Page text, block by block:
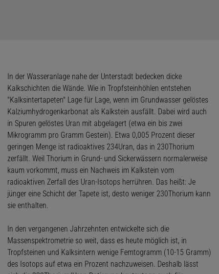
In der Wasseranlage nahe der Unterstadt bedecken dicke
Kalkschichten die Wände. Wie in Tropfsteinhöhlen entstehen
"Kalksintertapeten" Lage für Lage, wenn im Grundwasser gelöstes
Kalziumhydrogenkarbonat als Kalkstein ausfällt. Dabei wird auch
in Spuren gelöstes Uran mit abgelagert (etwa ein bis zwei
Mikrogramm pro Gramm Gestein). Etwa 0,005 Prozent dieser
geringen Menge ist radioaktives 234Uran, das in 230Thorium
zerfällt. Weil Thorium in Grund- und Sickerwässern normalerweise
kaum vorkommt, muss ein Nachweis im Kalkstein vom
radioaktiven Zerfall des Uran-Isotops herrühren. Das heißt: Je
jünger eine Schicht der Tapete ist, desto weniger 230Thorium kann
sie enthalten.
In den vergangenen Jahrzehnten entwickelte sich die
Massenspektrometrie so weit, dass es heute möglich ist, in
Tropfsteinen und Kalksintern wenige Femtogramm (10-15 Gramm)
des Isotops auf etwa ein Prozent nachzuweisen. Deshalb lässt